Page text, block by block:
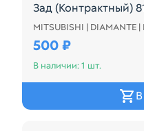
Зад (Контрактный)
Диск тормозной
MITSUBISHI | DIAMANTE |
500 ₽
В наличии: 1 шт.